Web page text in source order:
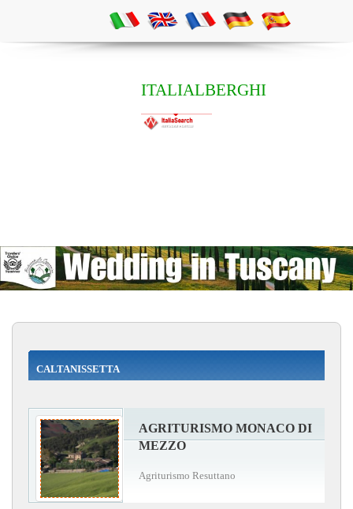
ITALIALBERGHI
CALTANISSETTA
AGRITURISMO MONACO DI
MEZZO
Agriturismo Resuttano